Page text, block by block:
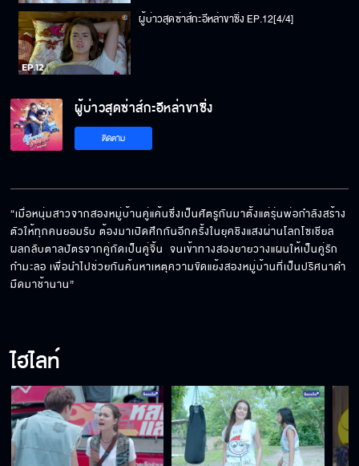
ผู้บ่าวสุดซ่าส์กะอีหล่าขาซิ่ง EP.12[4/4]
ผู้บ่าวสุดซ่าส์กะอีหล่าขาซิ่ง
ติดตาม
“เมื่อหนุ่มสาวจากสองหมู่บ้านคู่แค้นซึ่งเป็นศัตรูกันมาตั้งแต่รุ่นพ่อกำลังสร้าง
ตัวให้ทุกคนยอมรับ ต้องมาเปิดศึกกันอีกครั้งในยุคชิงแสงผ่านโลกโซเชียล
ผลกลับตาลปัตรจากคู่กัดเป็นคู่จิ้น  จนเข้าทางสองยายวางแผนให้เป็นคู่รัก
กำมะลอ เพื่อนำไปช่วยกันค้นหาเหตุความขัดแย้งสองหมู่บ้านที่เป็นปริศนาดำ
มืดมาช้านาน”
ไฮไลท์